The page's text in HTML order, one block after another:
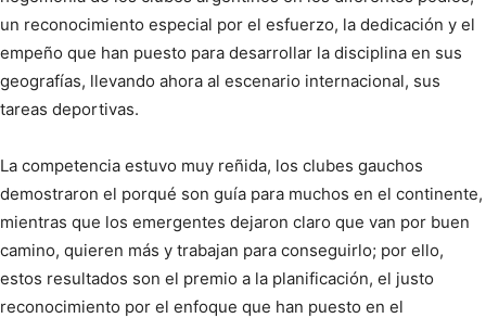
un reconocimiento especial por el esfuerzo, la dedicación y el
empeño que han puesto para desarrollar la disciplina en sus
geografías, llevando ahora al escenario internacional, sus
tareas deportivas.
La competencia estuvo muy reñida, los clubes gauchos
demostraron el porqué son guía para muchos en el continente,
mientras que los emergentes dejaron claro que van por buen
camino, quieren más y trabajan para conseguirlo; por ello,
estos resultados son el premio a la planificación, el justo
reconocimiento por el enfoque que han puesto en el